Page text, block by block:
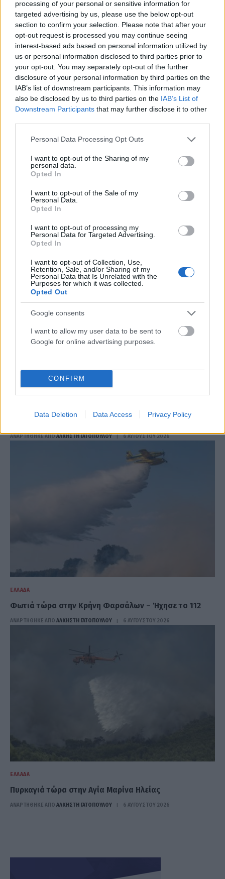
processing of your personal or sensitive information for
targeted advertising by us, please use the below opt-out
section to confirm your selection. Please note that after your
opt-out request is processed you may continue seeing
interest-based ads based on personal information utilized by
us or personal information disclosed to third parties prior to
your opt-out. You may separately opt-out of the further
disclosure of your personal information by third parties on the
IAB’s list of downstream participants. This information may
also be disclosed by us to third parties on the IAB’s List of
Downstream Participants that may further disclose it to other
Please note that this website/app uses one or more Google
not limited to your visit or usage behaviour. You may click to
grant or deny consent to Google and its third-party tags to
use your data for below specified purposes in below Google
consent section.
Personal Data Processing Opt Outs
I want to opt-out of the Sharing of my
personal data.
Opted In
I want to opt-out of the Sale of my
Personal Data.
Opted In
I want to opt-out of processing my
Personal Data for Targeted Advertising.
Opted In
I want to opt-out of Collection, Use,
Retention, Sale, and/or Sharing of my
Personal Data that Is Unrelated with the
Purposes for which it was collected.
Opted Out
Google consents
I want to allow my user data to be sent to
Google for online advertising purposes.
CONFIRM
Data Deletion Data Access Privacy Policy
ΕΛΛΆΔΑ
Ναύπλιο: Στη φυλακή οι δύο κατηγορούμενοι για τη
δολοφονία του 58χρονου ψυχολόγου
ΑΝΑΡΤΗΘΗΚΕ ΑΠΟ ΆΛΚΗΣΤΗ ΓΑΤΟΠΟΎΛΟΥ 6 ΑΥΓΟΎΣΤΟΥ 2026
Marfin: Μετά τις 22:00 η άφιξη της 46χρονης στην
Ελλάδα – Θα οδηγηθεί στη ΓΑΔΑ (video)
ΑΝΑΡΤΗΘΗΚΕ ΑΠΟ ΆΛΚΗΣΤΗ ΓΑΤΟΠΟΎΛΟΥ 6 ΑΥΓΟΎΣΤΟΥ 2026
ΕΛΛΆΔΑ
Συναγερμός στη Χαλκίδα: Γυναίκα έπεσε από την Υψηλή
Γέφυρα – Νοσηλεύεται σε κρίσιμη κατάσταση (video)
ΑΝΑΡΤΗΘΗΚΕ ΑΠΟΆΛΚΗΣΤΗ ΓΑΤΟΠΟΎΛΟΥ 6 ΑΥΓΟΎΣΤΟΥ 2026
ΕΛΛΆΔΑ
Φωτιά τώρα στην Κρήνη Φαρσάλων – Ήχησε το 112
ΑΝΑΡΤΗΘΗΚΕ ΑΠΟ ΆΛΚΗΣΤΗ ΓΑΤΟΠΟΎΛΟΥ 6 ΑΥΓΟΎΣΤΟΥ 2026
ΕΛΛΆΔΑ
Πυρκαγιά τώρα στην Αγία Μαρίνα Ηλείας
ΑΝΑΡΤΗΘΗΚΕ ΑΠΟ ΆΛΚΗΣΤΗ ΓΑΤΟΠΟΎΛΟΥ 6 ΑΥΓΟΎΣΤΟΥ 2026